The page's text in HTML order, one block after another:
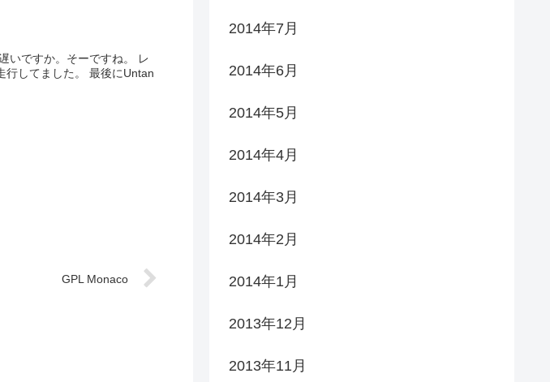
ですか。そーですね。 レ
行してました。 最後にUntan
GPL Monaco
2014年7月
2014年6月
2014年5月
2014年4月
2014年3月
2014年2月
2014年1月
2013年12月
2013年11月